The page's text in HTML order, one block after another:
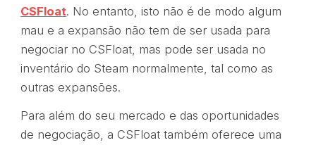
CSFloat. No entanto, isto não é de modo algum
mau e a expansão não tem de ser usada para
negociar no CSFloat, mas pode ser usada no
inventário do Steam normalmente, tal como as
outras expansões.
Para além do seu mercado e das oportunidades
de negociação, a CSFloat também oferece uma